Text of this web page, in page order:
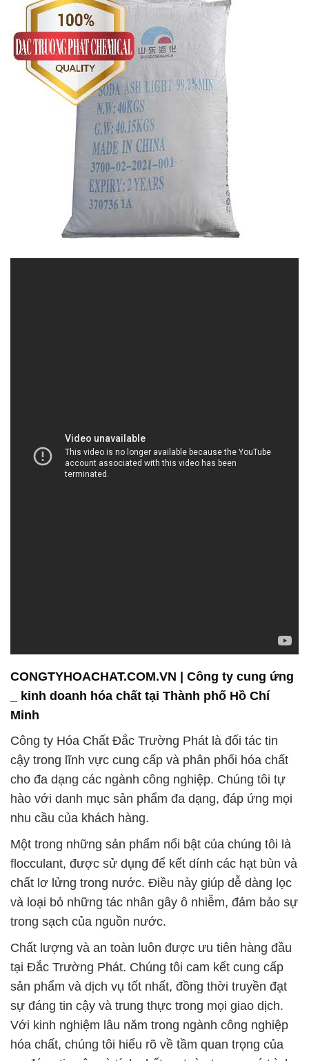
CONGTYHOACHAT.COM.VN | Công ty cung ứng
_ kinh doanh hóa chất tại Thành phố Hồ Chí
Minh
Công ty Hóa Chất Đắc Trường Phát là đối tác tin
cậy trong lĩnh vực cung cấp và phân phối hóa chất
cho đa dạng các ngành công nghiệp. Chúng tôi tự
hào với danh mục sản phẩm đa dạng, đáp ứng mọi
nhu cầu của khách hàng.
Một trong những sản phẩm nổi bật của chúng tôi là
flocculant, được sử dụng để kết dính các hạt bùn và
chất lơ lửng trong nước. Điều này giúp dễ dàng lọc
và loại bỏ những tác nhân gây ô nhiễm, đảm bảo sự
trong sạch của nguồn nước.
Chất lượng và an toàn luôn được ưu tiên hàng đầu
tại Đắc Trường Phát. Chúng tôi cam kết cung cấp
sản phẩm và dịch vụ tốt nhất, đồng thời truyền đạt
sự đáng tin cậy và trung thực trong mọi giao dịch.
Với kinh nghiệm lâu năm trong ngành công nghiệp
hóa chất, chúng tôi hiểu rõ về tầm quan trọng của